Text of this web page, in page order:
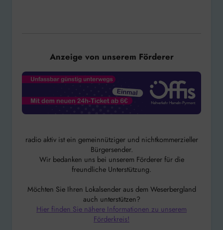
Anzeige von unserem Förderer
radio aktiv ist ein gemeinnütziger und nichtkommerzieller
Bürgersender.
Wir bedanken uns bei unserem Förderer für die
freundliche Unterstützung.
Möchten Sie Ihren Lokalsender aus dem Weserbergland
auch unterstützen?
Hier finden Sie nähere Informationen zu unserem
Förderkreis!